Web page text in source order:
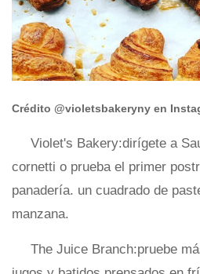
Crédito @violetsbakeryny en
Violet's Bakery:dirígete a
cornetti o prueba el primer
panadería. un cuadrado de
manzana.
The Juice Branch:pruebe